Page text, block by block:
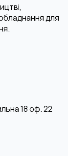
для
18 оф. 22